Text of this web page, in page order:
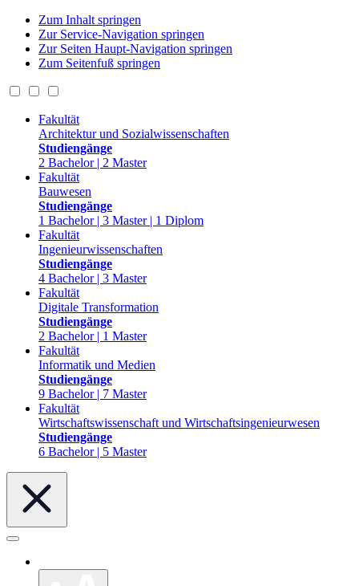
Zum Inhalt springen
Zur Service-Navigation springen
Zur Seiten Haupt-Navigation springen
Zum Seitenfuß springen
Fakultät
Architektur und Sozialwissenschaften
Studiengänge
2 Bachelor | 2 Master
Fakultät
Bauwesen
Studiengänge
1 Bachelor | 3 Master | 1 Diplom
Fakultät
Ingenieurwissenschaften
Studiengänge
4 Bachelor | 3 Master
Fakultät
Digitale Transformation
Studiengänge
2 Bachelor | 1 Master
Fakultät
Informatik und Medien
Studiengänge
9 Bachelor | 7 Master
Fakultät
Wirtschaftswissenschaft und Wirtschaftsingenieurwesen
Studiengänge
6 Bachelor | 5 Master